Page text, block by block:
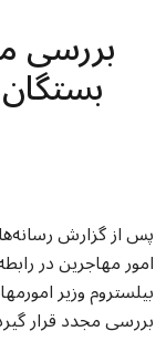
بررسى
پس از گزارش
امور مهاجرین در
بیلستروم وزیر
بررسى مجدد قرار